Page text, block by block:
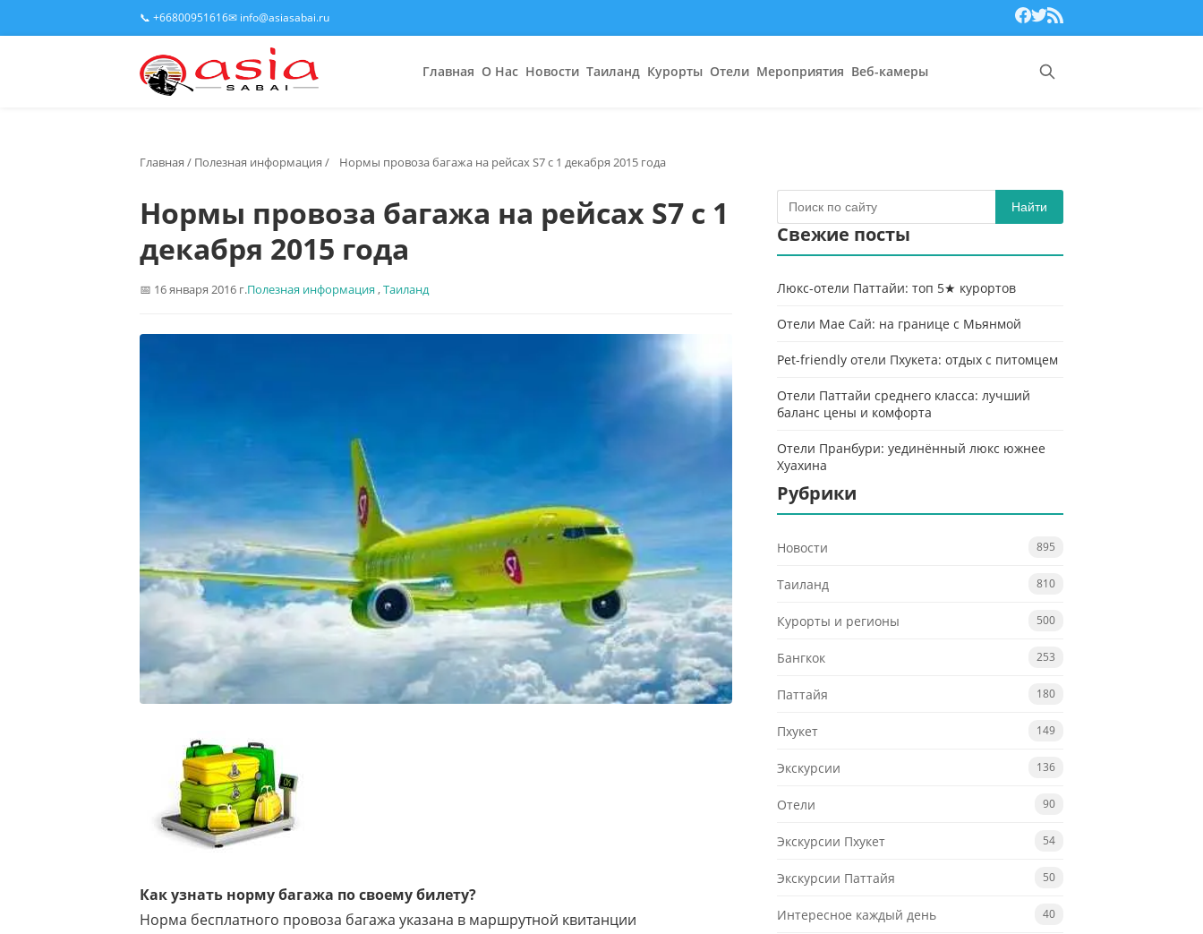
📞 +66800951616✉ info@asiasabai.ru
Главная О Нас Новости Таиланд Курорты Отели Мероприятия Веб-камеры
Главная / Полезная информация / Нормы провоза багажа на рейсах S7 с 1 декабря 2015 года
Нормы провоза багажа на рейсах S7 с 1
декабря 2015 года
16 января 2016 г.Полезная информация ,Таиланд
Как узнать норму багажа по своему билету?
Норма бесплатного провоза багажа указана в маршрутной квитанции
Найти
Свежие посты
Люкс-отели Паттайи: топ 5★ курортов
Отели Мае Сай: на границе с Мьянмой
Pet-friendly отели Пхукета: отдых с питомцем
Отели Паттайи среднего класса: лучший
баланс цены и комфорта
Отели Пранбури: уединённый люкс южнее
Хуахина
Рубрики
Новости 895
Таиланд 810
Курорты и регионы 500
Бангкок 253
Паттайя 180
Пхукет 149
Экскурсии 136
Отели 90
Экскурсии Пхукет 54
Экскурсии Паттайя 50
Интересное каждый день 40